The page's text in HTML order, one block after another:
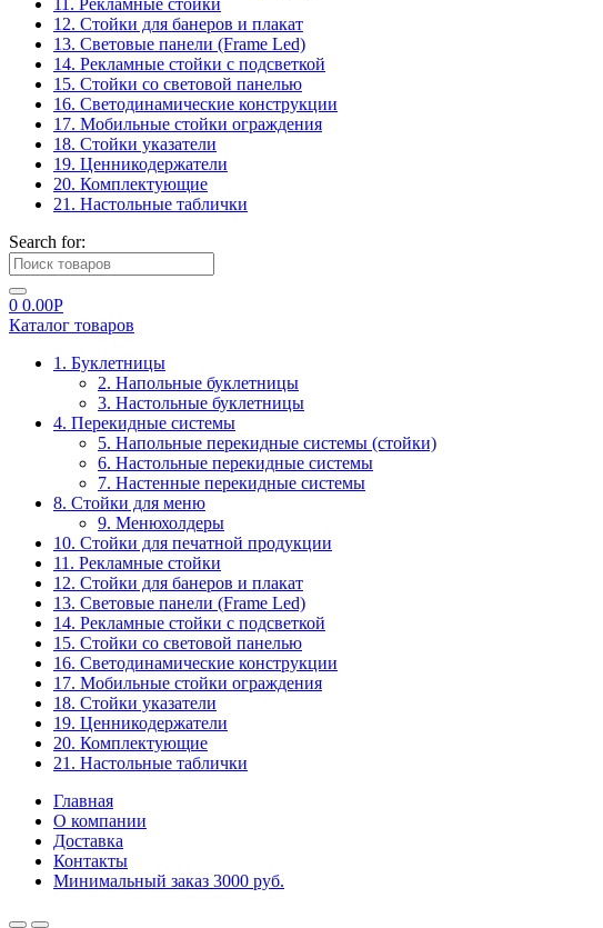
11. Рекламные стойки
12. Стойки для банеров и плакат
13. Световые панели (Frame Led)
14. Рекламные стойки с подсветкой
15. Стойки со световой панелью
16. Светодинамические конструкции
17. Мобильные стойки ограждения
18. Стойки указатели
19. Ценникодержатели
20. Комплектующие
21. Настольные таблички
Search for:
0 0.00Р
Каталог товаров
1. Буклетницы
2. Напольные буклетницы
3. Настольные буклетницы
4. Перекидные системы
5. Напольные перекидные системы (стойки)
6. Настольные перекидные системы
7. Настенные перекидные системы
8. Стойки для меню
9. Менюхолдеры
10. Стойки для печатной продукции
11. Рекламные стойки
12. Стойки для банеров и плакат
13. Световые панели (Frame Led)
14. Рекламные стойки с подсветкой
15. Стойки со световой панелью
16. Светодинамические конструкции
17. Мобильные стойки ограждения
18. Стойки указатели
19. Ценникодержатели
20. Комплектующие
21. Настольные таблички
Главная
О компании
Доставка
Контакты
Минимальный заказ 3000 руб.